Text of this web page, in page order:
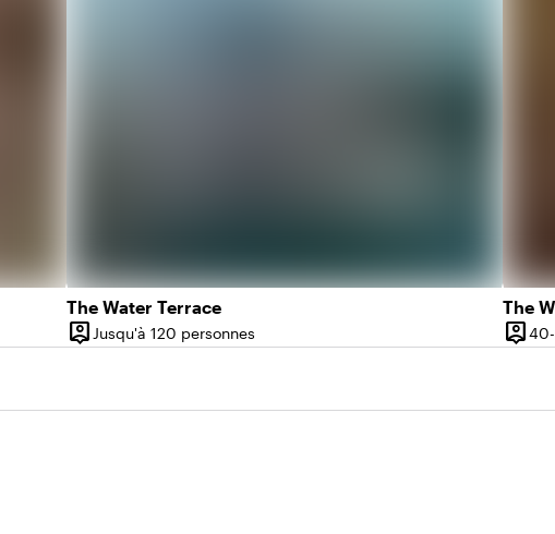
The Water Terrace
person_pin
Capacité
Jusqu'à 120 personnes
The
person_pin